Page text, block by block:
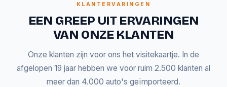
KLANTERVARINGEN
EEN GREEP UIT ERVARINGEN
VAN ONZE KLANTEN
Onze klanten zijn voor ons het visitekaartje. In de
afgelopen 19 jaar hebben we voor ruim 2.500 klanten al
meer dan 4.000 auto's geïmporteerd.